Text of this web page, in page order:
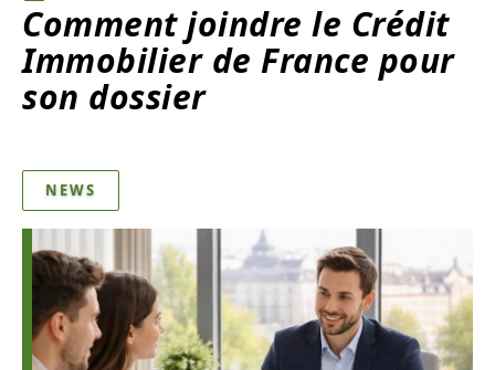
Comment joindre le Crédit
Immobilier de France pour
son dossier
NEWS